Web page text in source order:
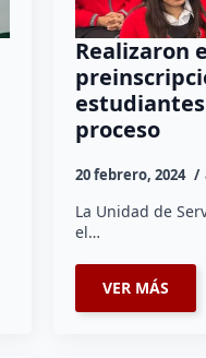
Realizaron
proceso
20 febrero, 2024
La Unidad de
el…
VER MÁS